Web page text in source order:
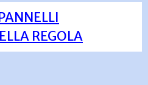
REGOLA